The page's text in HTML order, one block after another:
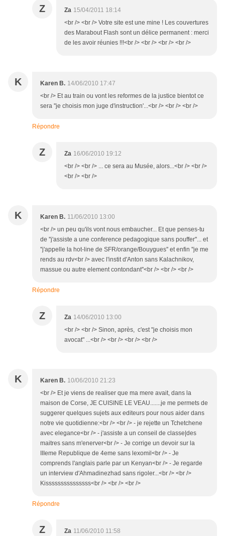
Z Za 15/04/2011 18:14
<br /> <br /> Votre site est une mine ! Les couvertures
des Marabout Flash sont un délice permanent : merci
de les avoir réunies !!!<br /> <br /> <br /> <br />
K Karen B. 14/06/2010 17:47
<br /> Et au train ou vont les reformes de la justice bientot ce
sera ''je choisis mon juge d'instruction'...<br /> <br /> <br />
Répondre
Z Za 16/06/2010 19:12
<br /> <br /> ... ce sera au Musée, alors...<br /> <br />
<br /> <br />
K Karen B. 11/06/2010 13:00
<br /> un peu qu'ils vont nous embaucher... Et que penses-tu
de ''j'assiste a une conference pedagogique sans pouffer''... et
''j'appelle la hot-line de SFR/orange/Bouygues'' et enfin ''je me
rends au rdv<br /> avec l'instit d'Anton sans Kalachnikov,
massue ou autre element contondant''<br /> <br /> <br />
Répondre
Z Za 14/06/2010 13:00
<br /> <br /> Sinon, après, c'est "je choisis mon
avocat" ...<br /> <br /> <br /> <br />
K Karen B. 10/06/2010 21:23
<br /> Et je viens de realiser que ma mere avait, dans la
maison de Corse, JE CUISINE LE VEAU.......je me permets de
suggerer quelques sujets aux editeurs pour nous aider dans
notre vie quotidienne:<br /> <br /> - je rejette un Tchetchene
avec elegance<br /> - j'assiste a un conseil de classe|des
maitres sans m'enerver<br /> - Je corrige un devoir sur la
IIIeme Republique de 4eme sans lexomil<br /> - Je
comprends l'anglais parle par un Kenyan<br /> - Je regarde
un interview d'Ahmadinezhad sans rigoler...<br /> <br />
Kisssssssssssssss<br /> <br /> <br />
Répondre
Z Za 11/06/2010 11:58